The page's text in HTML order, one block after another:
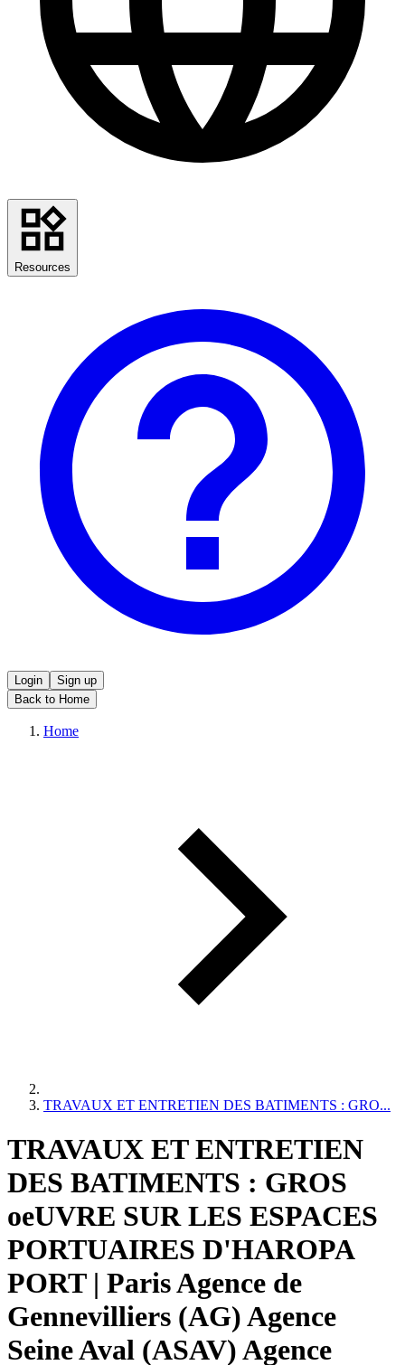
Resources
Login
Sign up
Back to Home
Home
TRAVAUX ET ENTRETIEN DES BATIMENTS : GRO...
TRAVAUX ET ENTRETIEN
DES BATIMENTS : GROS
oeUVRE SUR LES ESPACES
PORTUAIRES D'HAROPA
PORT | Paris Agence de
Gennevilliers (AG) Agence
Seine Aval (ASAV) Agence